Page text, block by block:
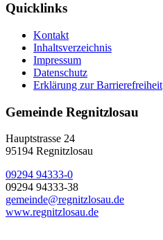
Quicklinks
Kontakt
Inhaltsverzeichnis
Impressum
Datenschutz
Erklärung zur Barrierefreiheit
Gemeinde Regnitzlosau
Hauptstrasse 24
95194 Regnitzlosau
09294 94333-0
09294 94333-38
gemeinde@regnitzlosau.de
www.regnitzlosau.de